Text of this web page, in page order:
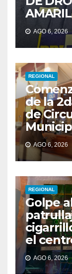
AGO 6, 2026
REGIONAL
de la
de
AGO 6, 2026
REGIONAL
Golpe
el
AGO 6, 2026